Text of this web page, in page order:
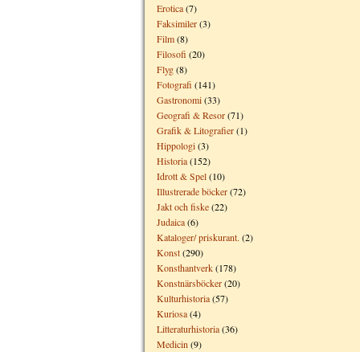
Erotica(7)
Faksimiler(3)
Film(8)
Filosofi (20)
Flyg(8)
Fotografi (141)
Gastronomi(33)
Geografi & Resor(71)
Grafik & Litografier(1)
Hippologi(3)
Historia(152)
Idrott & Spel(10)
Illustrerade böcker(72)
Jakt och fiske(22)
Judaica(6)
Kataloger/ priskurant. (2)
Konst(290)
Konsthantverk(178)
Konstnärsböcker(20)
Kulturhistoria(57)
Kuriosa(4)
Litteraturhistoria(36)
Medicin (9)